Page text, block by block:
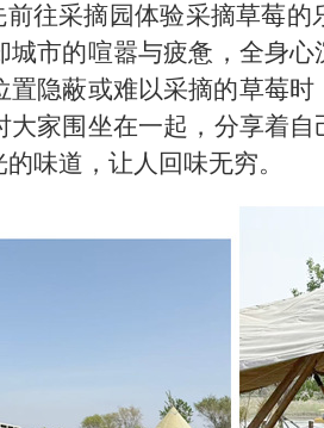
往采摘园体验采摘草莓的
城市的喧嚣与疲惫，全身
隐蔽或难以采摘的草莓
大家围坐在一起，分享着自
味道，让人回味无穷。